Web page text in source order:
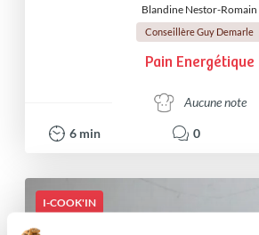
Blandine Nestor-Romain
Conseillère Guy Demarle
Pain Energétique
Aucune note
6 min 0
I-COOK'IN